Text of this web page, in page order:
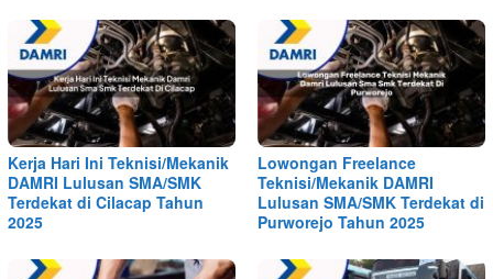
Kerja Hari Ini Teknisi/Mekanik
DAMRI Lulusan SMA/SMK
Terdekat di Cilacap Tahun
2025
Lowongan Freelance
Teknisi/Mekanik DAMRI
Lulusan SMA/SMK Terdekat di
Purworejo Tahun 2025